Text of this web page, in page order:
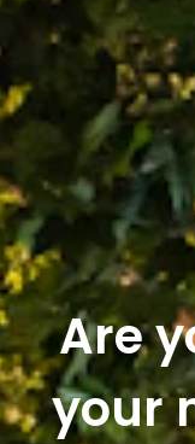
Are
your